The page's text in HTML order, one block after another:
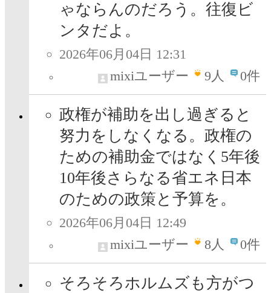
ゃならんのだろう。往復ビ
ンタだよ。
2026年06月04日 12:31
mixiユーザー
9人 0件
政権が補助を出し過ぎると
努力をしなくなる。政権の
ための補助金ではなく5年後
10年後さらなる省エネ日本
のための政策と予算を。
2026年06月04日 12:49
mixiユーザー
8人 0件
そろそろホルムズも方がつ